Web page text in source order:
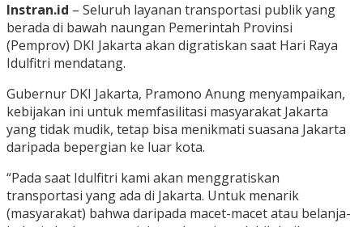
Instran.id – Seluruh layanan transportasi publik yang
berada di bawah naungan Pemerintah Provinsi
(Pemprov) DKI Jakarta akan digratiskan saat Hari Raya
Idulfitri mendatang.
Gubernur DKI Jakarta, Pramono Anung menyampaikan,
kebijakan ini untuk memfasilitasi masyarakat Jakarta
yang tidak mudik, tetap bisa menikmati suasana Jakarta
daripada bepergian ke luar kota.
“Pada saat Idulfitri kami akan menggratiskan
transportasi yang ada di Jakarta. Untuk menarik
(masyarakat) bahwa daripada macet-macet atau belanja-